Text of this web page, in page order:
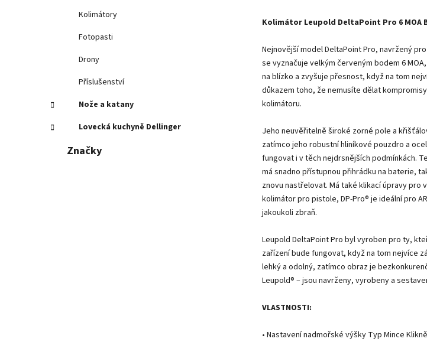
Kolimátory
Fotopasti
Drony
Příslušenství
Nože a katany
Lovecká kuchyně Dellinger
Značky
Kolimátor Leupold DeltaPoint Pro 6 MOA
Nejnovější model DeltaPoint Pro, navržený
se vyznačuje velkým červeným bodem 6
na blízko a zvyšuje přesnost, když na tom
důkazem toho, že nemusíte dělat
kolimátoru.
Jeho neuvěřitelně široké zorné pole a
zatímco jeho robustní hliníkové pouzdro a
fungovat i v těch nejdrsnějších podmínkách.
má snadno přístupnou přihrádku na baterie,
znovu nastřelovat. Má také klikací úpravy pro
kolimátor pro pistole, DP-Pro® je ideální pro
jakoukoli zbraň.
Leupold DeltaPoint Pro byl vyroben pro ty,
zařízení bude fungovat, když na tom nejvíce
lehký a odolný, zatímco obraz je
Leupold® – jsou navrženy, vyrobeny a
VLASTNOSTI:
• Nastavení nadmořské výšky Typ Mince